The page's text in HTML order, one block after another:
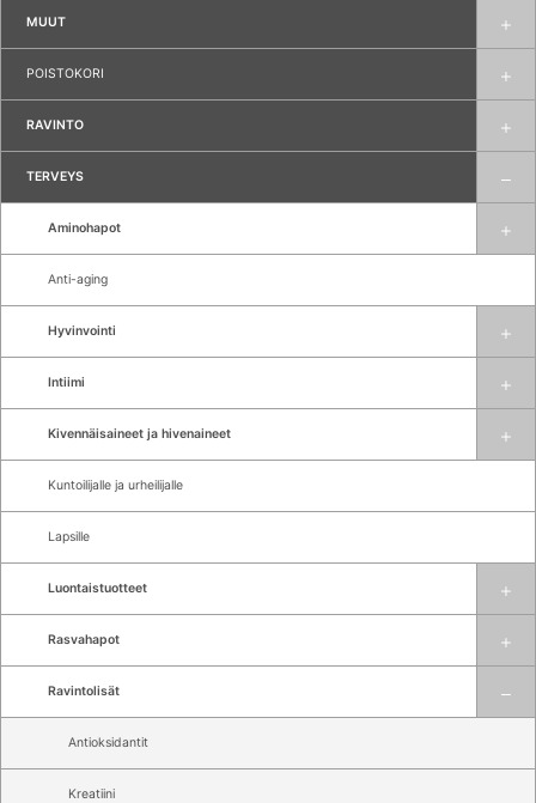
MUUT
POISTOKORI
RAVINTO
TERVEYS
Aminohapot
Anti-aging
Hyvinvointi
Intiimi
Kivennäisaineet ja hivenaineet
Kuntoilijalle ja urheilijalle
Lapsille
Luontaistuotteet
Rasvahapot
Ravintolisät
Antioksidantit
Kreatiini